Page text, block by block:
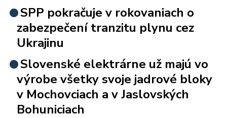
SPP pokračuje v rokovaniach o
zabezpečení tranzitu plynu cez
Ukrajinu
Slovenské elektrárne už majú vo
výrobe všetky svoje jadrové bloky
v Mochovciach a v Jaslovských
Bohuniciach